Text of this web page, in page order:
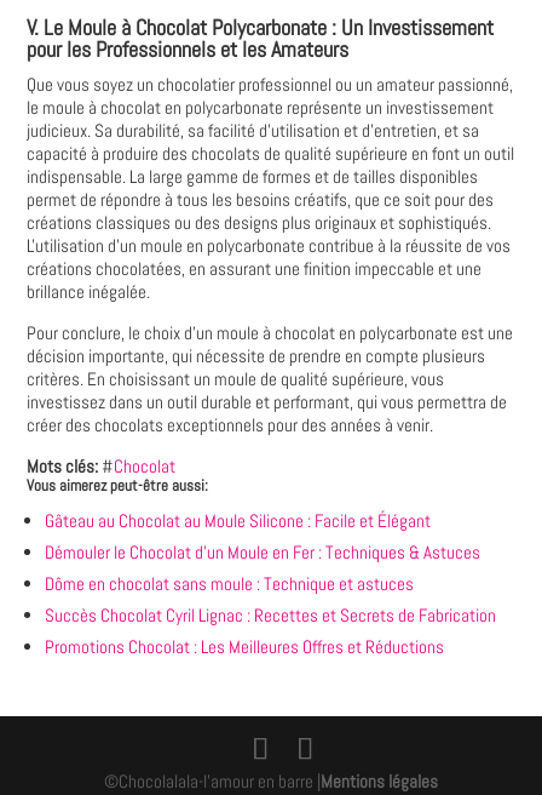
V. Le Moule à Chocolat Polycarbonate : Un Investissement
pour les Professionnels et les Amateurs
Que vous soyez un chocolatier professionnel ou un amateur passionné,
le moule à chocolat en polycarbonate représente un investissement
judicieux. Sa durabilité, sa facilité d'utilisation et d'entretien, et sa
capacité à produire des chocolats de qualité supérieure en font un outil
indispensable. La large gamme de formes et de tailles disponibles
permet de répondre à tous les besoins créatifs, que ce soit pour des
créations classiques ou des designs plus originaux et sophistiqués.
L'utilisation d'un moule en polycarbonate contribue à la réussite de vos
créations chocolatées, en assurant une finition impeccable et une
brillance inégalée.
Pour conclure, le choix d'un moule à chocolat en polycarbonate est une
décision importante, qui nécessite de prendre en compte plusieurs
critères. En choisissant un moule de qualité supérieure, vous
investissez dans un outil durable et performant, qui vous permettra de
créer des chocolats exceptionnels pour des années à venir.
Mots clés: #Chocolat
Vous aimerez peut-être aussi:
Gâteau au Chocolat au Moule Silicone : Facile et Élégant
Démouler le Chocolat d'un Moule en Fer : Techniques & Astuces
Dôme en chocolat sans moule : Technique et astuces
Succès Chocolat Cyril Lignac : Recettes et Secrets de Fabrication
Promotions Chocolat : Les Meilleures Offres et Réductions
©Chocolalala-l'amour en barre |Mentions légales